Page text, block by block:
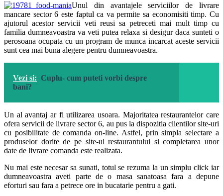
Unul din avantajele serviciilor de livrare
mancare sector 6 este faptul ca va permite sa economisiti timp. Cu
ajutorul acestor servicii veti reusi sa petreceti mai mult timp cu
familia dumneavoastra va veti putea relaxa si desigur daca sunteti o
perosoana ocupata cu un program de munca incarcat aceste servicii
sunt cea mai buna alegere pentru dumneavoastra.
Vezi si: Cuplu- cum puteti vorbi despre
bani?
Un al avantaj ar fi utilizarea usoara. Majoritatea restaurantelor care
ofera servicii de livrare sector 6, au pus la dispozitia clientilor site-uri
cu posibilitate de comanda on-line. Astfel, prin simpla selectare a
produselor dorite de pe site-ul restaurantului si completarea unor
date de livrare comanda este realizata.
Nu mai este necesar sa sunati, totul se rezuma la un simplu click iar
dumneavoastra aveti parte de o masa sanatoasa fara a depune
eforturi sau fara a petrece ore in bucatarie pentru a gati.